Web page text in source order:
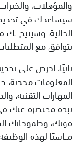
والمؤهلات،
سيساعدك في تحديد
الحالية، وسيتيح
يتوافق مع
ثانيًا، احرص على
المعلومات محدثة،
المهارات التقنية،
نبذة مختصرة عنك
قوتك، وطموحاتك
مناسبًا لهذه